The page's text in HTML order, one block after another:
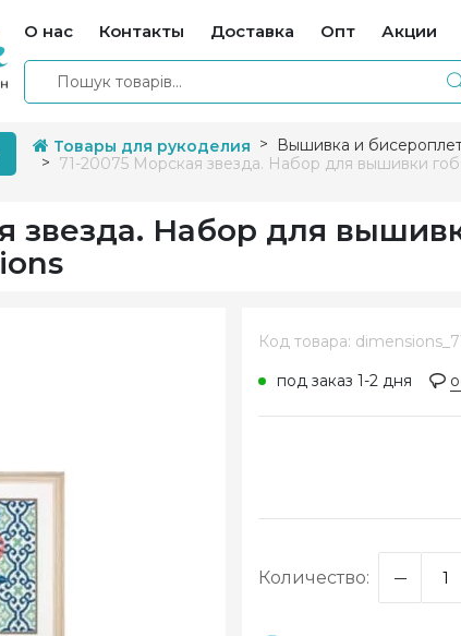
О нас Контакты Доставка Опт Акции
Товары для рукоделия Вышивка и
71-20075 Морская звезда. Набор для вышивки
звезда. Набор для
Код товара:
под заказ 1-2 дня
Количество: